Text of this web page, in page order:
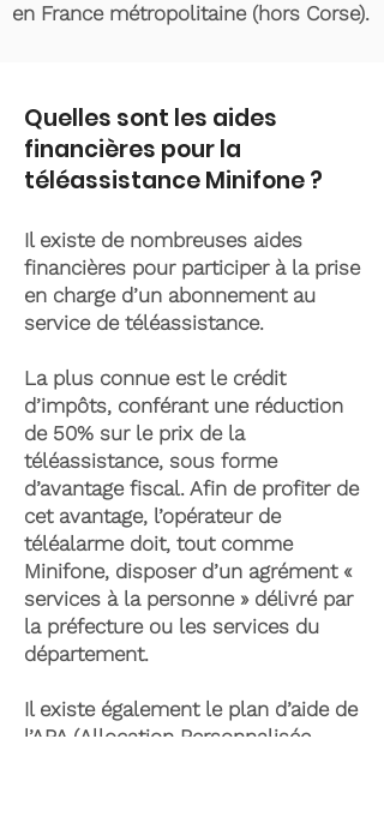
en France métropolitaine (hors Corse).
Quelles sont les aides
financières pour la
téléassistance Minifone ?
Il existe de nombreuses aides
financières pour participer à la prise
en charge d’un abonnement au
service de téléassistance.
La plus connue est le crédit
d’impôts, conférant une réduction
de 50% sur le prix de la
téléassistance, sous forme
d’avantage fiscal. Afin de profiter de
cet avantage, l’opérateur de
téléalarme doit, tout comme
Minifone, disposer d’un agrément «
services à la personne » délivré par
la préfecture ou les services du
département.
Il existe également le plan d’aide de
l’APA (Allocation Personnalisée